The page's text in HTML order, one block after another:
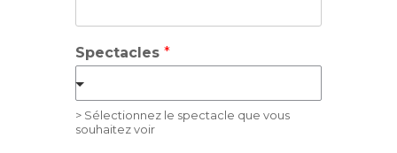
Spectacles *
> Sélectionnez le spectacle que vous
souhaitez voir